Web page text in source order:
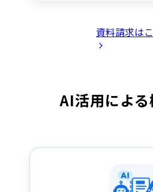
資料請求は
AI活用によ